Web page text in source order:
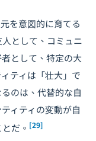
を意図的に育てる
として、コミュニ
として、特定の大
ティは「壮大」で
のは、代替的な自
ィティの変動が自
だ。 [29]